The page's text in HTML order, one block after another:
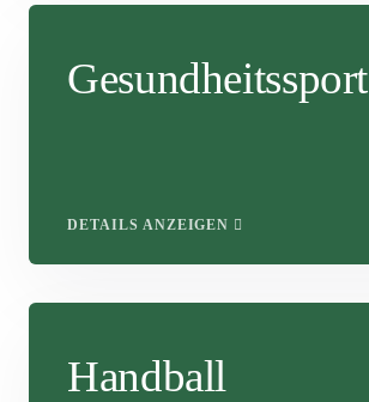
Gesundheitssport
DETAILS ANZEIGEN
Handball